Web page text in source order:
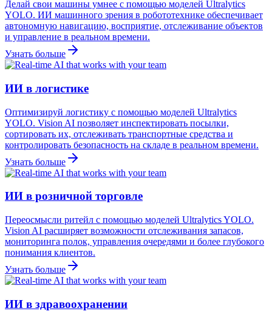
Делай свои машины умнее с помощью моделей Ultralytics
YOLO. ИИ машинного зрения в робототехнике обеспечивает
автономную навигацию, восприятие, отслеживание объектов
и управление в реальном времени.
Узнать больше
ИИ в логистике
Оптимизируй логистику с помощью моделей Ultralytics
YOLO. Vision AI позволяет инспектировать посылки,
сортировать их, отслеживать транспортные средства и
контролировать безопасность на складе в реальном времени.
Узнать больше
ИИ в розничной торговле
Переосмысли ритейл с помощью моделей Ultralytics YOLO.
Vision AI расширяет возможности отслеживания запасов,
мониторинга полок, управления очередями и более глубокого
понимания клиентов.
Узнать больше
ИИ в здравоохранении